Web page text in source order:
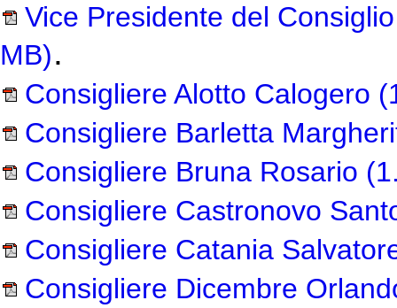
Vice Presidente del
MB).
Consigliere Alotto Calogero
Consigliere Barletta
Consigliere Bruna Rosario
Consigliere Castronovo
Consigliere Catania
Consigliere Dicembre